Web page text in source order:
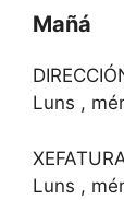
Mañá
Luns ,
Luns ,